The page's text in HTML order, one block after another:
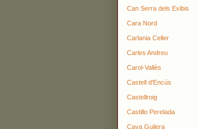
Can Serra dels Exibis
Cara Nord
Carlania Celler
Carles Andreu
Carol-Vallès
Castell d'Encús
Castellroig
Castillo Perelada
Cava Guilera